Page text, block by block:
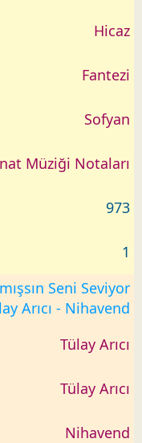
Hicaz
Fantezi
Sofyan
Müziği Notaları
973
1
Seni Seviyor
Arıcı - Nihavend
Tülay Arıcı
Tülay Arıcı
Nihavend